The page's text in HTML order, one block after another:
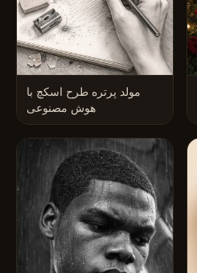
مولد پرتره طرح اسکچ با
هوش مصنوعی